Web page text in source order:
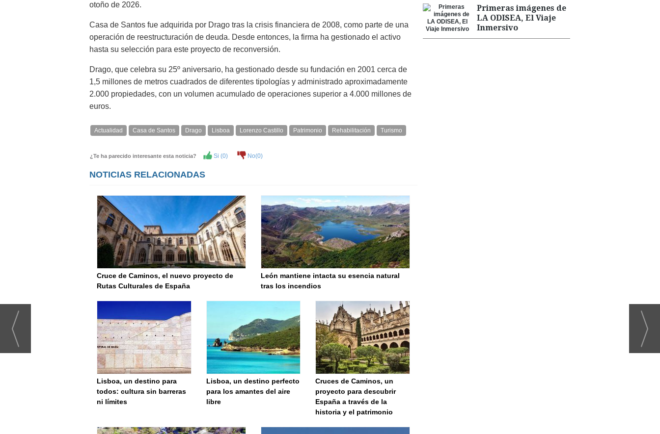
otoño de 2026.
Casa de Santos fue adquirida por Drago tras la crisis financiera de 2008, como parte de una
operación de reestructuración de deuda. Desde entonces, la firma ha gestionado el activo
hasta su selección para este proyecto de reconversión.
Drago, que celebra su 25º aniversario, ha gestionado desde su fundación en 2001 cerca de
1,5 millones de metros cuadrados de diferentes tipologías y administrado aproximadamente
2.000 propiedades, con un volumen acumulado de operaciones superior a 4.000 millones de
euros.
Actualidad Casa de Santos Drago Lisboa Lorenzo Castillo Patrimonio Rehabilitación Turismo
¿Te ha parecido interesante esta noticia? Si (0) No(0)
NOTICIAS RELACIONADAS
Cruce de Caminos, el nuevo proyecto de
Rutas Culturales de España
León mantiene intacta su esencia natural
tras los incendios
Lisboa, un destino para
todos: cultura sin barreras
ni límites
Lisboa, un destino perfecto
para los amantes del aire
libre
Cruces de Caminos, un
proyecto para descubrir
España a través de la
historia y el patrimonio
Primeras imágenes de
LA ODISEA, El Viaje
Inmersivo